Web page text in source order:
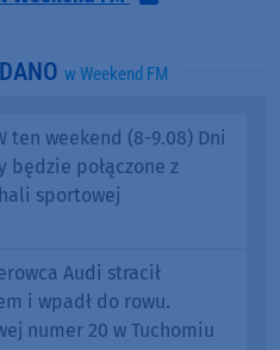
w Weekend FM
ten weekend (8-9.08) Dni
będzie połączone z
sportowej
Audi stracił
i wpadł do rowu.
numer 20 w Tuchomiu